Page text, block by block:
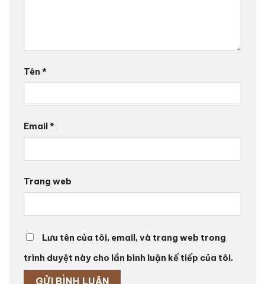
Tên *
Email *
Trang web
Lưu tên của tôi, email, và trang web trong
trình duyệt này cho lần bình luận kế tiếp của tôi.